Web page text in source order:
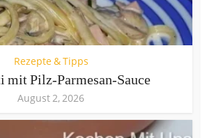
Rezepte & Tipps
mit Pilz-Parmesan-Sauce
August 2, 2026